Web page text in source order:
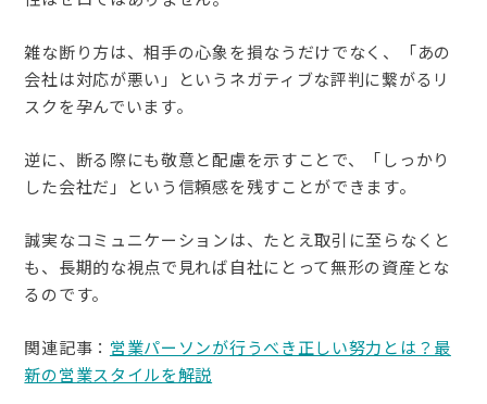
雑な断り方は、相手の心象を損なうだけでなく、「あの
会社は対応が悪い」というネガティブな評判に繋がるリ
スクを孕んでいます。
逆に、断る際にも敬意と配慮を示すことで、「しっかり
した会社だ」という信頼感を残すことができます。
誠実なコミュニケーションは、たとえ取引に至らなくと
も、長期的な視点で見れば自社にとって無形の資産とな
るのです。
関連記事： 営業パーソンが行うべき正しい努力とは？最
新の営業スタイルを解説